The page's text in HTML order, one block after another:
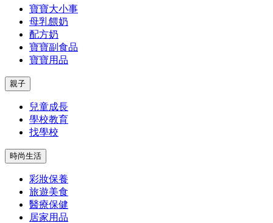
寶寶大小事
母乳餵奶
配方奶
寶寶副食品
寶寶用品
親子
兒童成長
學校教育
找學校
時尚生活
彩妝保養
旅遊美食
醫療保健
居家用品